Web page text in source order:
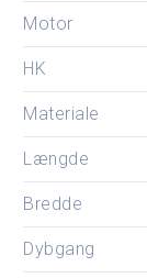
Motor
HK
Materiale
Længde
Bredde
Dybgang